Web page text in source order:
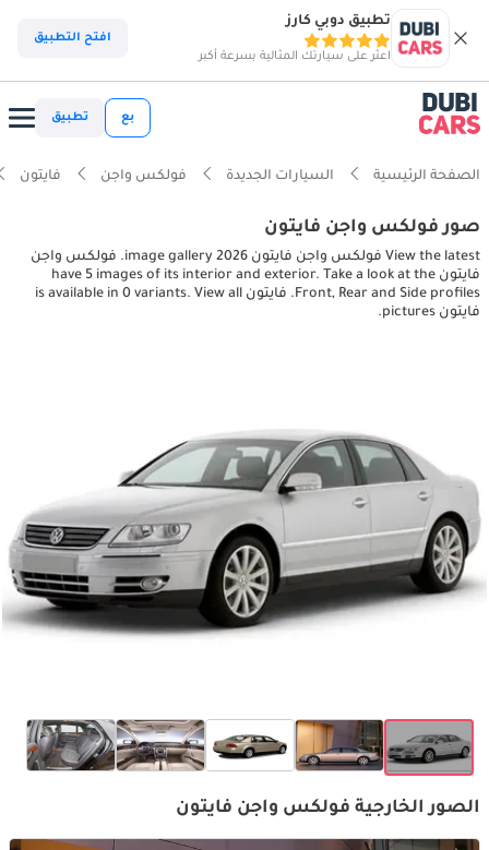
تطبيق دوبي كارز
اعثر على سيارتك المثالية بسرعة أكبر
افتح التطبيق
بع تطبيق
الصفحة الرئيسية السيارات الجديدة فولكس واجن فايتون
صور فولكس واجن فايتون
View the latest فولكس واجن فايتون 2026 image gallery. فولكس واجن
فايتون have 5 images of its interior and exterior. Take a look at the
Front, Rear and Side profiles. فايتون is available in 0 variants. View all
فايتون pictures.
الصور الخارجية فولكس واجن فايتون